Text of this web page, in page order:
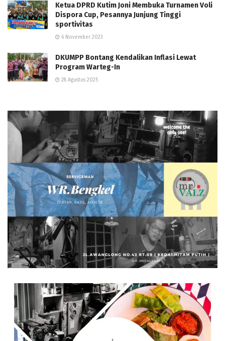
Ketua DPRD Kutim Joni Membuka Turnamen Voli
Dispora Cup, Pesannya Junjung Tinggi
sportivitas
6 November 2023
DKUMPP Bontang Kendalikan Inflasi Lewat
Program Warteg-In
28 Agustus 2025